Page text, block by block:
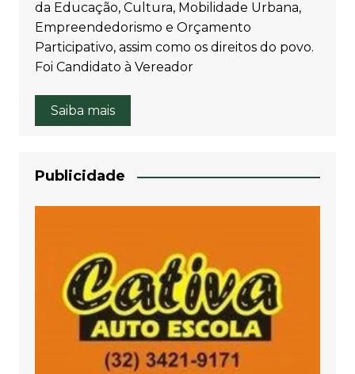
da Educação, Cultura, Mobilidade Urbana,
Empreendedorismo e Orçamento
Participativo, assim como os direitos do povo.
Foi Candidato à Vereador
Saiba mais
Publicidade